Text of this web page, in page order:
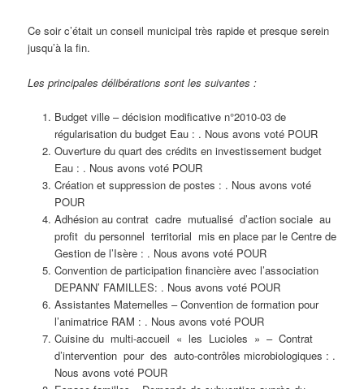
Ce soir c’était un conseil municipal très rapide et presque serein
jusqu’à la fin.
Les principales délibérations sont les suivantes :
Budget ville – décision modificative n°2010-03 de
régularisation du budget Eau : . Nous avons voté POUR
Ouverture du quart des crédits en investissement budget
Eau : . Nous avons voté POUR
Création et suppression de postes : . Nous avons voté
POUR
Adhésion au contrat cadre mutualisé d’action sociale au
profit du personnel territorial mis en place par le Centre de
Gestion de l’Isère : . Nous avons voté POUR
Convention de participation financière avec l’association
DEPANN’ FAMILLES: . Nous avons voté POUR
Assistantes Maternelles – Convention de formation pour
l’animatrice RAM : . Nous avons voté POUR
Cuisine du multi-accueil « les Lucioles » – Contrat
d’intervention pour des auto-contrôles microbiologiques : .
Nous avons voté POUR